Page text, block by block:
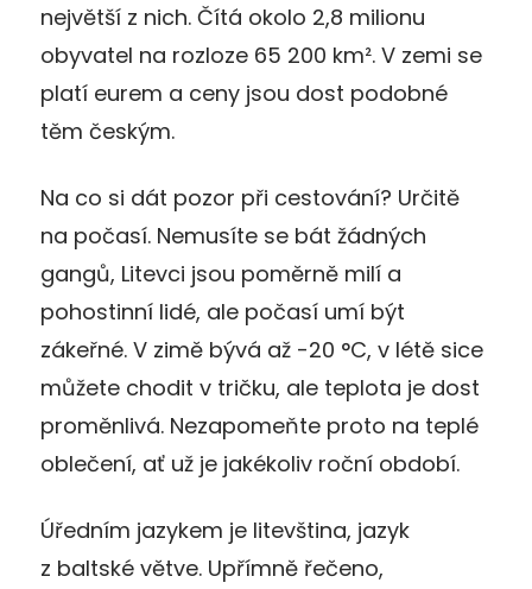
největší z nich. Čítá okolo 2,8 milionu
obyvatel na rozloze 65 200 km². V zemi se
platí eurem a ceny jsou dost podobné
těm českým.
Na co si dát pozor při cestování? Určitě
na počasí. Nemusíte se bát žádných
gangů, Litevci jsou poměrně milí a
pohostinní lidé, ale počasí umí být
zákeřné. V zimě bývá až -20 °C, v létě sice
můžete chodit v tričku, ale teplota je dost
proměnlivá. Nezapomeňte proto na teplé
oblečení, ať už je jakékoliv roční období.
Úředním jazykem je litevština, jazyk
z baltské větve. Upřímně řečeno,